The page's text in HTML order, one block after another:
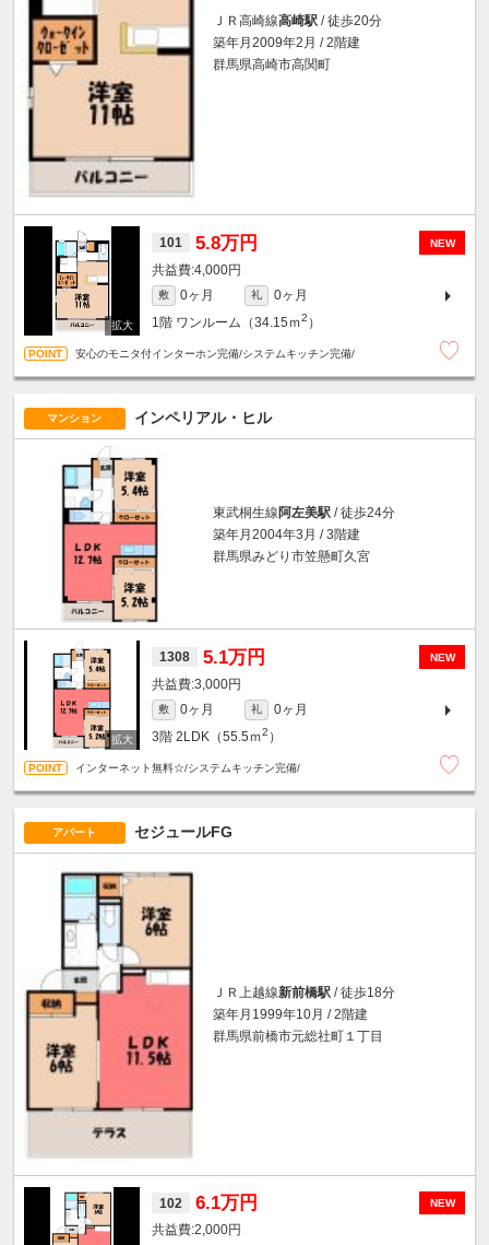
ＪＲ高崎線高崎駅 / 徒歩20分
築年月2009年2月 / 2階建
群馬県高崎市高関町
NEW
101 5.8万円
4,000円
敷 0ヶ月 礼
0ヶ月
1階 ワンルーム（34.15ｍ2 ）
安心のモニタ付インターホン完備/システムキッチン完備/
マンション インペリアル・ヒル
東武桐生線阿左美駅 / 徒歩24分
築年月2004年3月 / 3階建
群馬県みどり市笠懸町久宮
NEW
1308 5.1万円
3,000円
敷 0ヶ月 礼
0ヶ月
3階 2LDK（55.5ｍ2 ）
インターネット無料☆/システムキッチン完備/
アパート セジュールFG
ＪＲ上越線新前橋駅 / 徒歩18分
築年月1999年10月 / 2階建
群馬県前橋市元総社町１丁目
NEW
102 6.1万円
2,000円